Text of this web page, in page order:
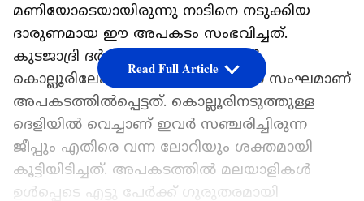
മണിയോടെയായിരുന്നു നാടിനെ നടുക്കിയ
ദാരുണമായ ഈ അപകടം സംഭവിച്ചത്.
കുടജാദ്രി ദർശനം കഴിഞ്ഞ് ജീപ്പിൽ
കൊല്ലൂരിലേക്ക് മടങ്ങുകയായിരുന്ന സംഘമാണ്
അപകടത്തിൽപ്പെട്ടത്. കൊല്ലൂരിനടുത്തുള്ള
ദെളിയിൽ വെച്ചാണ് ഇവർ സഞ്ചരിച്ചിരുന്ന
ജീപ്പും എതിരെ വന്ന ലോറിയും ശക്തമായി
കൂട്ടിയിടിച്ചത്. അപകടത്തിൽ മലയാളികൾ
ഉൾപ്പെടെ എട്ടു പേർക്ക് ഗുരുതരമായി
Read Full Article